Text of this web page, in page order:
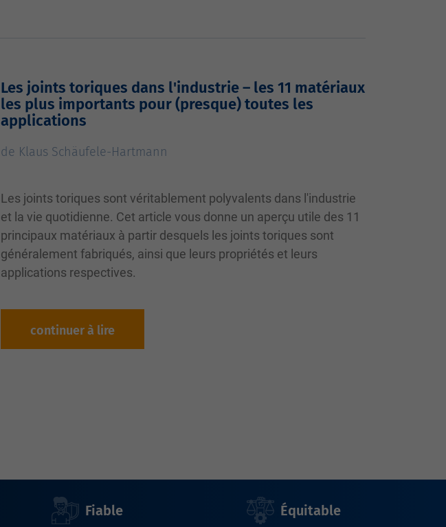
Les joints toriques dans l'industrie – les 11 matériaux
les plus importants pour (presque) toutes les
applications
de Klaus Schäufele-Hartmann
Les joints toriques sont véritablement polyvalents dans l'industrie
et la vie quotidienne. Cet article vous donne un aperçu utile des 11
principaux matériaux à partir desquels les joints toriques sont
généralement fabriqués, ainsi que leurs propriétés et leurs
applications respectives.
continuer à lire
Fiable Équitable